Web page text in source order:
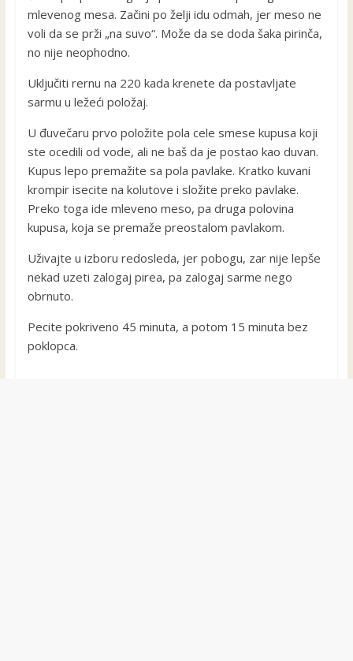
mlevenog mesa. Začini po želji idu odmah, jer meso ne
voli da se prži „na suvo“. Može da se doda šaka pirinča,
no nije neophodno.
Uključiti rernu na 220 kada krenete da postavljate
sarmu u ležeći položaj.
U đuvečaru prvo položite pola cele smese kupusa koji
ste ocedili od vode, ali ne baš da je postao kao duvan.
Kupus lepo premažite sa pola pavlake. Kratko kuvani
krompir isecite na kolutove i složite preko pavlake.
Preko toga ide mleveno meso, pa druga polovina
kupusa, koja se premaže preostalom pavlakom.
Uživajte u izboru redosleda, jer pobogu, zar nije lepše
nekad uzeti zalogaj pirea, pa zalogaj sarme nego
obrnuto.
Pecite pokriveno 45 minuta, a potom 15 minuta bez
poklopca.